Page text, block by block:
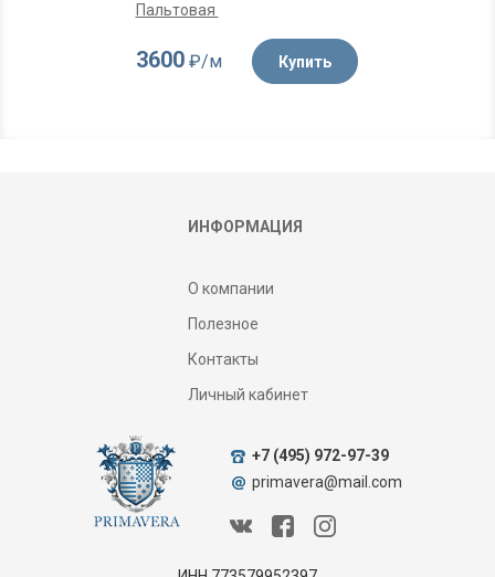
Пальтовая
3600₽/м Купить
ИНФОРМАЦИЯ
О компании
Полезное
Контакты
Личный кабинет
+7 (495) 972-97-39
primavera@mail.com